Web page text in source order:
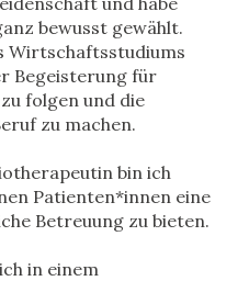
bewusst gewählt.
Wirtschaftsstudiums
Begeisterung für
folgen und die
zu machen.
bin ich
Patienten*innen eine
Betreuung zu bieten.
in einem